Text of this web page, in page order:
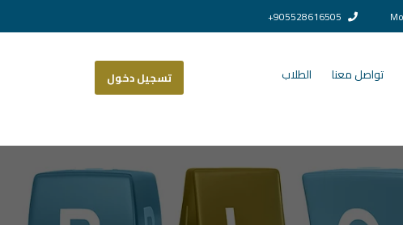
تواصل معنا الطلاب تسجيل دخول